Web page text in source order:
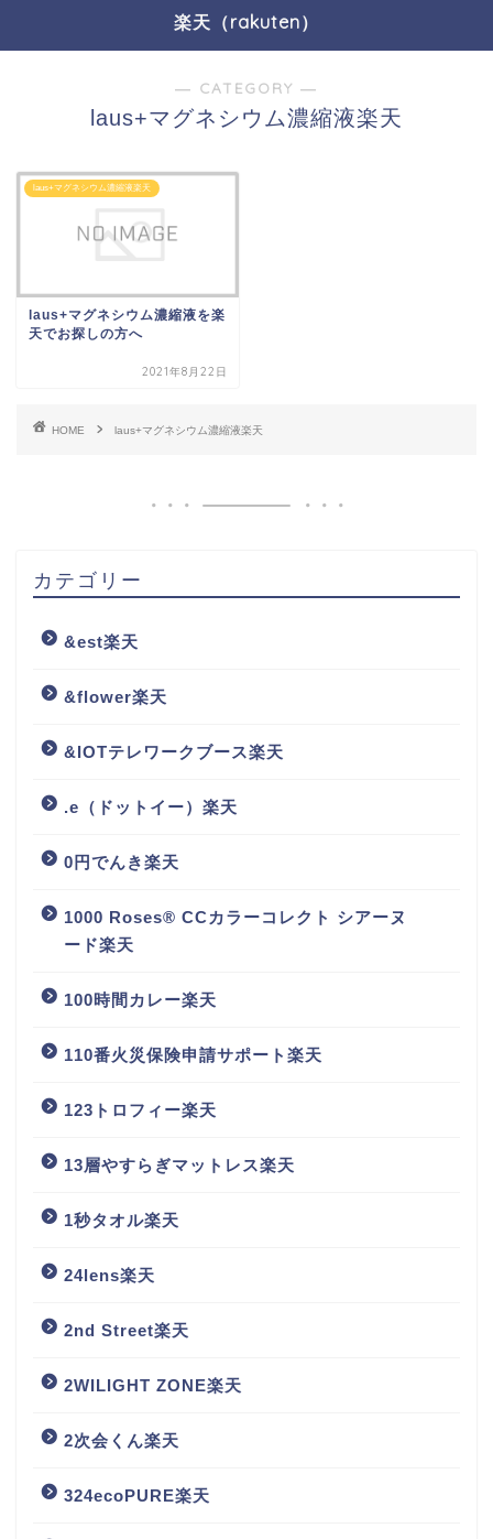
楽天（rakuten）
― CATEGORY ―
laus+マグネシウム濃縮液楽天
laus+マグネシウム濃縮液楽天
laus+マグネシウム濃縮液を楽
天でお探しの方へ
2021年8月22日
HOME laus+マグネシウム濃縮液楽天
カテゴリー
&est楽天
&flower楽天
&IOTテレワークブース楽天
.e（ドットイー）楽天
0円でんき楽天
1000 Roses® CCカラーコレクト シアーヌ
ード楽天
100時間カレー楽天
110番火災保険申請サポート楽天
123トロフィー楽天
13層やすらぎマットレス楽天
1秒タオル楽天
24lens楽天
2nd Street楽天
2WILIGHT ZONE楽天
2次会くん楽天
324ecoPURE楽天